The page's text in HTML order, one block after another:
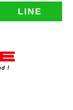
LINE